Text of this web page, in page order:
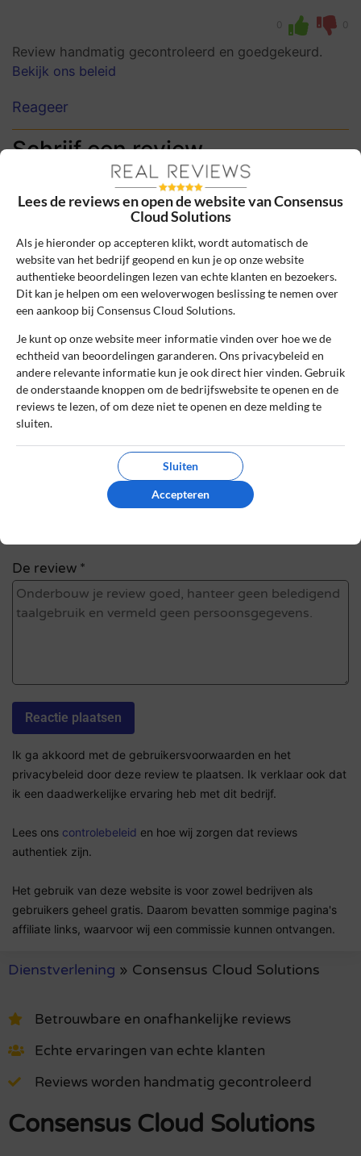
0 0
Review handmatig gecontroleerd en goedgekeurd.
Bekijk ons beleid
Reageer
Schrijf een review
Het e-mailadres en bestelnummer worden niet
gepubliceerd. Vereiste velden zijn gemarkeerd
Naam*
E-mail*
Bestelnummer
Review Titel *
Sterrenbeoordeling *
De review *
Ik ga akkoord met de gebruikersvoorwaarden en het
privacybeleid door deze review te plaatsen. Ik verklaar ook dat
ik een daadwerkelijke ervaring heb met dit bedrijf.
Lees ons controlebeleid en hoe wij zorgen dat reviews
authentiek zijn.
Het gebruik van deze website is voor zowel bedrijven als
gebruikers geheel gratis. Daarom bevatten sommige pagina's
affiliate links, waarvoor wij een commissie kunnen ontvangen.
Dienstverlening » Consensus Cloud Solutions
Betrouwbare en onafhankelijke reviews
Echte ervaringen van echte klanten
Reviews worden handmatig gecontroleerd
Consensus Cloud Solutions
Lees de reviews en open de website van Consensus
Cloud Solutions
Als je hieronder op accepteren klikt, wordt automatisch de
website van het bedrijf geopend en kun je op onze website
authentieke beoordelingen lezen van echte klanten en bezoekers.
Dit kan je helpen om een weloverwogen beslissing te nemen over
een aankoop bij Consensus Cloud Solutions.
Je kunt op onze website meer informatie vinden over hoe we de
echtheid van beoordelingen garanderen. Ons privacybeleid en
andere relevante informatie kun je ook direct hier vinden. Gebruik
de onderstaande knoppen om de bedrijfswebsite te openen en de
reviews te lezen, of om deze niet te openen en deze melding te
sluiten.
Sluiten
Accepteren